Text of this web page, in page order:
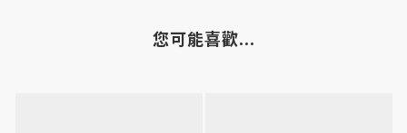
您可能喜歡...